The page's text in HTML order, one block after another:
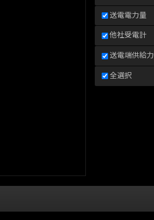
送電電力量
他社受電計
送電端供給力
全選択